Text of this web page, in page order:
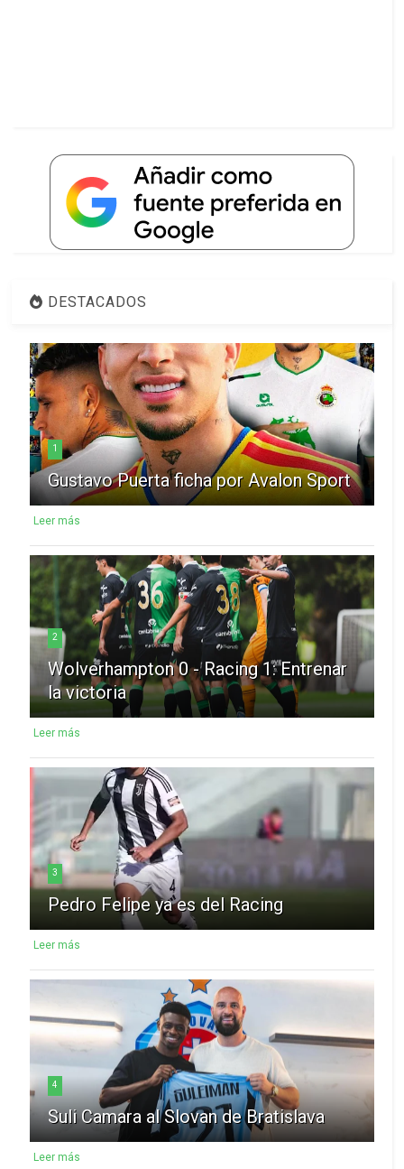
DESTACADOS
1
Gustavo Puerta ficha por Avalon Sport
Leer más
2
Wolverhampton 0 - Racing 1: Entrenar
la victoria
Leer más
3
Pedro Felipe ya es del Racing
Leer más
4
Suli Camara al Slovan de Bratislava
Leer más